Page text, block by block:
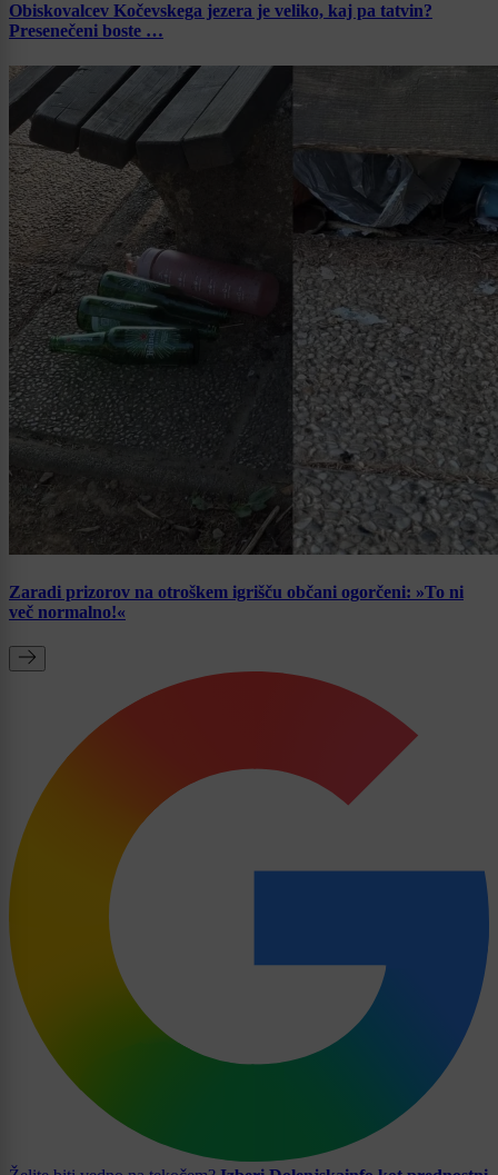
Obiskovalcev Kočevskega jezera je veliko, kaj pa tatvin?
Presenečeni boste …
Zaradi prizorov na otroškem igrišču občani ogorčeni: »To ni
več normalno!«